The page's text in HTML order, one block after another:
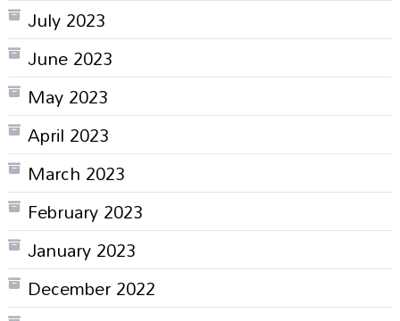
July 2023
June 2023
May 2023
April 2023
March 2023
February 2023
January 2023
December 2022